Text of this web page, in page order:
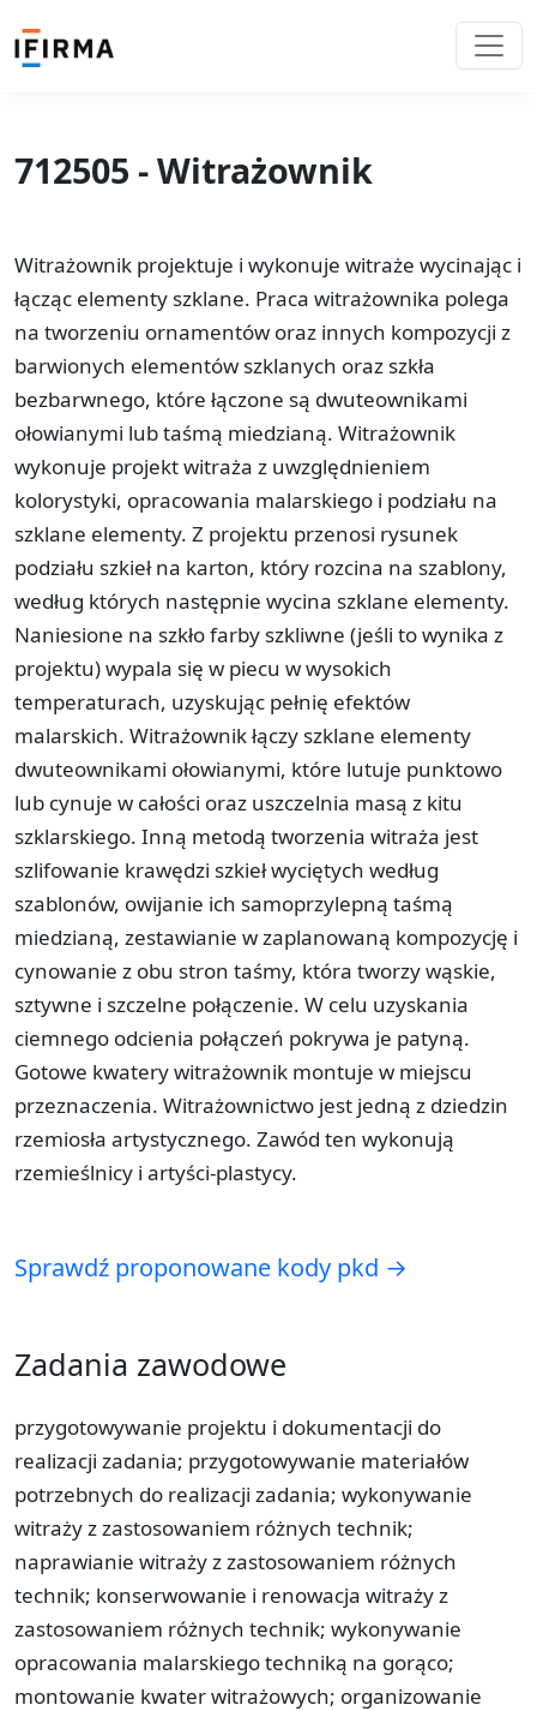
712505 - Witrażownik
Witrażownik projektuje i wykonuje witraże wycinając i
łącząc elementy szklane. Praca witrażownika polega
na tworzeniu ornamentów oraz innych kompozycji z
barwionych elementów szklanych oraz szkła
bezbarwnego, które łączone są dwuteownikami
ołowianymi lub taśmą miedzianą. Witrażownik
wykonuje projekt witraża z uwzględnieniem
kolorystyki, opracowania malarskiego i podziału na
szklane elementy. Z projektu przenosi rysunek
podziału szkieł na karton, który rozcina na szablony,
według których następnie wycina szklane elementy.
Naniesione na szkło farby szkliwne (jeśli to wynika z
projektu) wypala się w piecu w wysokich
temperaturach, uzyskując pełnię efektów
malarskich. Witrażownik łączy szklane elementy
dwuteownikami ołowianymi, które lutuje punktowo
lub cynuje w całości oraz uszczelnia masą z kitu
szklarskiego. Inną metodą tworzenia witraża jest
szlifowanie krawędzi szkieł wyciętych według
szablonów, owijanie ich samoprzylepną taśmą
miedzianą, zestawianie w zaplanowaną kompozycję i
cynowanie z obu stron taśmy, która tworzy wąskie,
sztywne i szczelne połączenie. W celu uzyskania
ciemnego odcienia połączeń pokrywa je patyną.
Gotowe kwatery witrażownik montuje w miejscu
przeznaczenia. Witrażownictwo jest jedną z dziedzin
rzemiosła artystycznego. Zawód ten wykonują
rzemieślnicy i artyści-plastycy.
Sprawdź proponowane kody pkd →
Zadania zawodowe
przygotowywanie projektu i dokumentacji do
realizacji zadania; przygotowywanie materiałów
potrzebnych do realizacji zadania; wykonywanie
witraży z zastosowaniem różnych technik;
naprawianie witraży z zastosowaniem różnych
technik; konserwowanie i renowacja witraży z
zastosowaniem różnych technik; wykonywanie
opracowania malarskiego techniką na gorąco;
montowanie kwater witrażowych; organizowanie